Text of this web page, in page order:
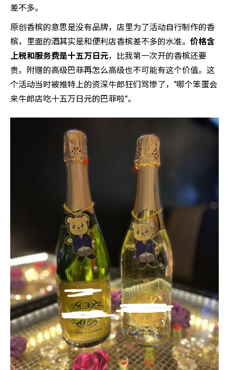
差不多。
原创香槟的意思是没有品牌，店里为了活动自行制作的香
槟，里面的酒其实是和便利店香槟差不多的水准。 价格含
上税和服务费是十五万日元，比我第一次开的香槟还要
贵。附赠的高级巴菲再怎么高级也不可能有这个价值。这
个活动当时被推特上的资深牛郎狂们骂惨了，“哪个笨蛋会
来牛郎店吃十五万日元的巴菲啦”。